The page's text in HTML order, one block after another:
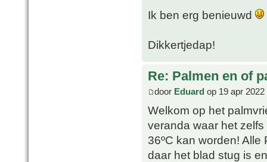
Ik ben erg benieuwd
Dikkertjedap!
Re: Palmen en of
door Eduard op 19 apr 2022
Welkom op het
veranda waar het
36ºC kan worden!
daar het blad stug is